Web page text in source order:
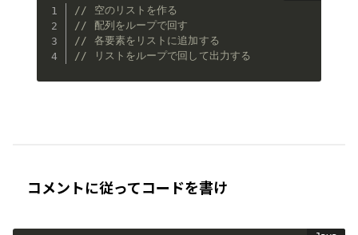
// 空のリストを作る
// 配列をループで回す
// 各要素をリストに追加する
// リストをループで回して出力する
コメントに従ってコードを書け